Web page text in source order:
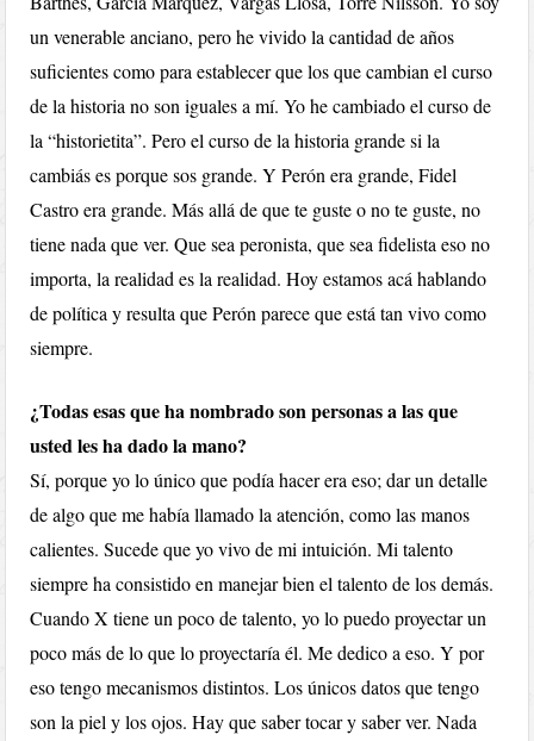
un venerable anciano, pero he vivido la cantidad de años
suficientes como para establecer que los que cambian el curso
de la historia no son iguales a mí. Yo he cambiado el curso de
la “historietita”. Pero el curso de la historia grande si la
cambiás es porque sos grande. Y Perón era grande, Fidel
Castro era grande. Más allá de que te guste o no te guste, no
tiene nada que ver. Que sea peronista, que sea fidelista eso no
importa, la realidad es la realidad. Hoy estamos acá hablando
de política y resulta que Perón parece que está tan vivo como
siempre.
¿Todas esas que ha nombrado son personas a las que
usted les ha dado la mano?
Sí, porque yo lo único que podía hacer era eso; dar un detalle
de algo que me había llamado la atención, como las manos
calientes. Sucede que yo vivo de mi intuición. Mi talento
siempre ha consistido en manejar bien el talento de los demás.
Cuando X tiene un poco de talento, yo lo puedo proyectar un
poco más de lo que lo proyectaría él. Me dedico a eso. Y por
eso tengo mecanismos distintos. Los únicos datos que tengo
son la piel y los ojos. Hay que saber tocar y saber ver. Nada